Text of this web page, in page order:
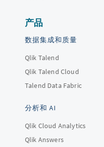
产品
数据集成和质量
Qlik Talend
Qlik Talend Cloud
Talend Data Fabric
分析和 AI
Qlik Cloud Analytics
Qlik Answers